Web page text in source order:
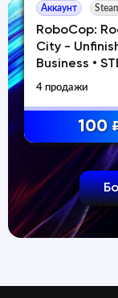
Аккаунт
RoboCop:
City -
Business •
4 продажи
100